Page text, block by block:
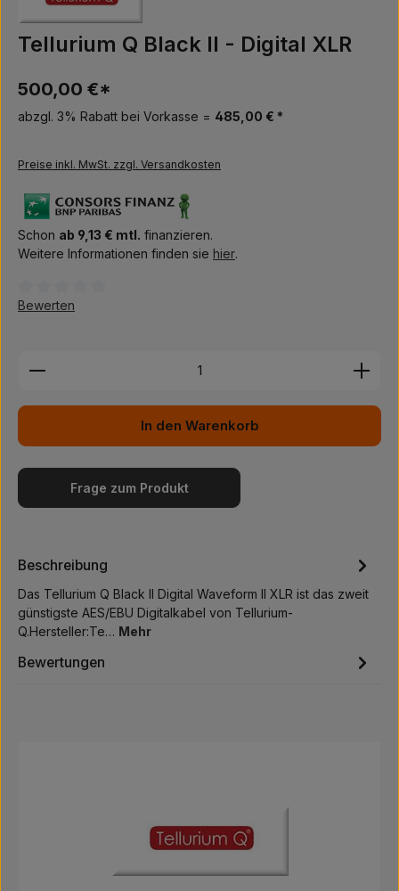
Tellurium Q Black II - Digital XLR
500,00 €*
abzgl. 3% Rabatt bei Vorkasse = 485,00 € *
Preise inkl. MwSt. zzgl. Versandkosten
Schon ab 9,13 € mtl. finanzieren.
Weitere Informationen finden sie hier.
Durchschnittliche Bewertung von 0 von 5 Sternen
Bewerten
Produkt Anzahl: Gib den gewünschten Wert ein
In den Warenkorb
Frage zum Produkt
Beschreibung
Das Tellurium Q Black II Digital Waveform II XLR ist das zweit
günstigste AES/EBU Digitalkabel von Tellurium-
Q.Hersteller:Te… Mehr
Bewertungen